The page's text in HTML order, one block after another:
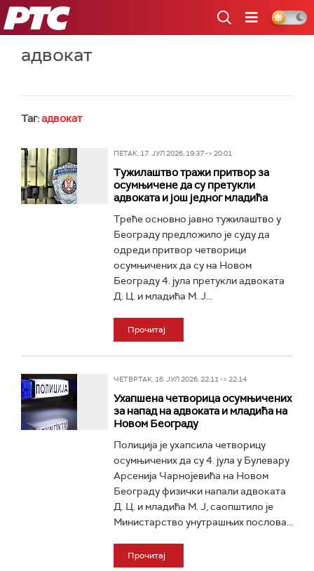
РТС
адвокат
Таг:адвокат
ПЕТАК, 17. ЈУЛ 2026, 19:37 -> 20:01
Тужилаштво тражи притвор за
осумњичене да су претукли
адвоката и још једног младића
Треће основно јавно тужилаштво у
Београду предложило је суду да
одреди притвор четворици
осумњичених да су на Новом
Београду 4. јула претукли адвоката
Д. Ц. и младића М. Ј...
Прочитај
ЧЕТВРТАК, 16. ЈУЛ 2026, 22:11 -> 22:14
Ухапшена четворица осумњичених
за напад на адвоката и младића на
Новом Београду
Полиција је ухапсила четворицу
осумњичених да су 4. јула у Булевару
Арсенија Чарнојевића на Новом
Београду физички напали адвоката
Д. Ц. и младића М. Ј, саопштило је
Министарство унутрашњих послова...
Прочитај